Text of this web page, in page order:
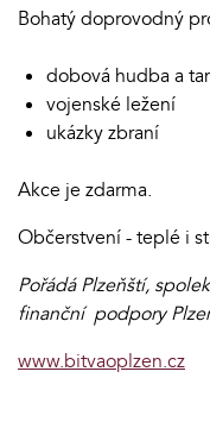
Bohatý doprovodný
dobová hudba a
vojenské ležení
ukázky zbraní
Akce je zdarma.
Občerstvení - teplé i
Pořádá Plzeňští,
finanční podpory
www.bitvaoplzen.cz